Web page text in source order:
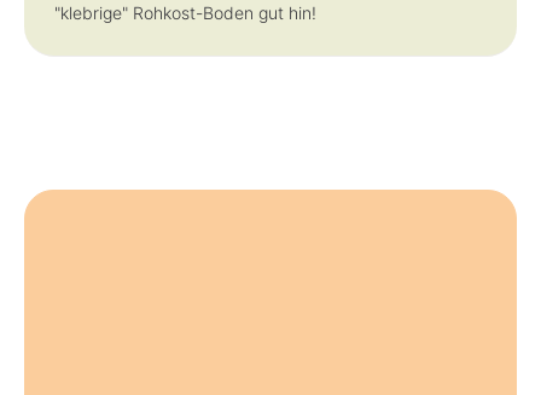
"klebrige" Rohkost-Boden gut hin!